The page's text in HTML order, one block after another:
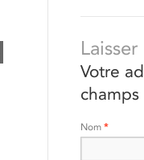
Votre
Nom *